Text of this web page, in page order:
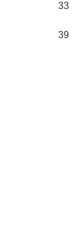
33
39